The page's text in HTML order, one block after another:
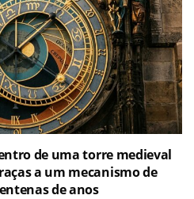
de uma torre medieval
a um mecanismo de
de anos